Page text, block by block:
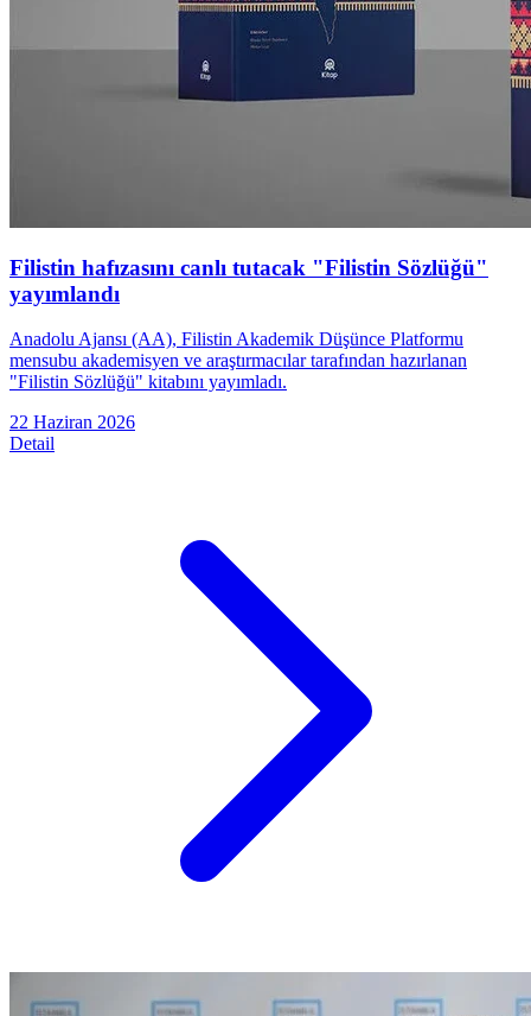
Filistin hafızasını canlı tutacak "Filistin Sözlüğü"
yayımlandı
Anadolu Ajansı (AA), Filistin Akademik Düşünce Platformu
mensubu akademisyen ve araştırmacılar tarafından hazırlanan
"Filistin Sözlüğü" kitabını yayımladı.
22 Haziran 2026
Detail